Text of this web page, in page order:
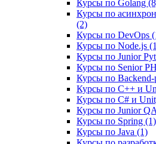
Курсы по Golang
Курсы по
(2)
Курсы по DevOps
Курсы по Node.js
Курсы по Junior
Курсы по Senior
Курсы по
Курсы по C++ и
Курсы по C# и
Курсы по Junior
Курсы по Spring (1)
Курсы по Java (1)